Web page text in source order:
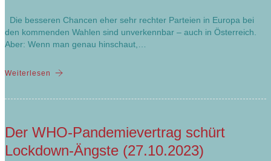
Die besseren Chancen eher sehr rechter Parteien in Europa bei
den kommenden Wahlen sind unverkennbar – auch in Österreich.
Aber: Wenn man genau hinschaut,…
Weiterlesen
Der WHO-Pandemievertrag schürt
Lockdown-Ängste (27.10.2023)